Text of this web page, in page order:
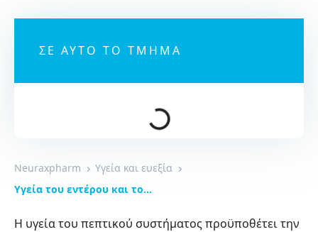
ΣΕ ΑΥΤΌ ΤΟ ΤΜΉΜΑ
Neuraxpharm
Υγεία και ευεξία
Υγεία του εντέρου και του πεπτικού συστήματος
Η υγεία του πεπτικού συστήματος προϋποθέτει την